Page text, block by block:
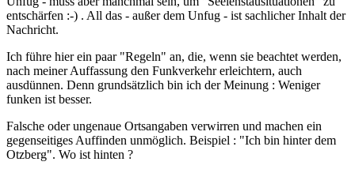
entschärfen :-) . All das - außer dem Unfug - ist sachlicher Inhalt der
Nachricht.
Ich führe hier ein paar "Regeln" an, die, wenn sie beachtet werden,
nach meiner Auffassung den Funkverkehr erleichtern, auch
ausdünnen. Denn grundsätzlich bin ich der Meinung : Weniger
funken ist besser.
Falsche oder ungenaue Ortsangaben verwirren und machen ein
gegenseitiges Auffinden unmöglich. Beispiel : "Ich bin hinter dem
Otzberg". Wo ist hinten ?